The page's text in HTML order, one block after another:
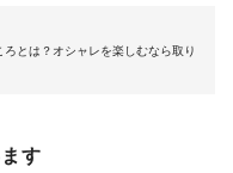
とは？オシャレを楽しむなら取り
す